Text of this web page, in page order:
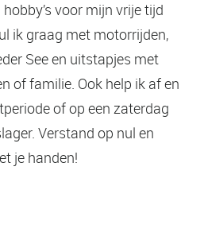
hobby’s voor mijn vrije tijd
ik graag met motorrijden,
See en uitstapjes met
of familie. Ook help ik af en
of op een zaterdag
Verstand op nul en
je handen!